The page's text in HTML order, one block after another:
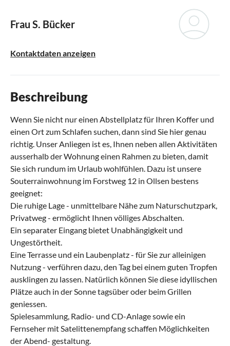
Frau S. Bücker
Kontaktdaten anzeigen
Beschreibung
Wenn Sie nicht nur einen Abstellplatz für Ihren Koffer und
einen Ort zum Schlafen suchen, dann sind Sie hier genau
richtig. Unser Anliegen ist es, Ihnen neben allen Aktivitäten
ausserhalb der Wohnung einen Rahmen zu bieten, damit
Sie sich rundum im Urlaub wohlfühlen. Dazu ist unsere
Souterrainwohnung im Forstweg 12 in Ollsen bestens
geeignet:
Die ruhige Lage - unmittelbare Nähe zum Naturschutzpark,
Privatweg - ermöglicht Ihnen völliges Abschalten.
Ein separater Eingang bietet Unabhängigkeit und
Ungestörtheit.
Eine Terrasse und ein Laubenplatz - für Sie zur alleinigen
Nutzung - verführen dazu, den Tag bei einem guten Tropfen
ausklingen zu lassen. Natürlich können Sie diese idyllischen
Plätze auch in der Sonne tagsüber oder beim Grillen
geniessen.
Spielesammlung, Radio- und CD-Anlage sowie ein
Fernseher mit Satelittenempfang schaffen Möglichkeiten
der Abend- gestaltung.